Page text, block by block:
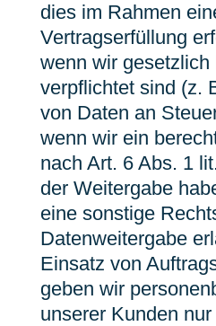
dies im Rahmen
Vertragserfüllung
wenn wir gesetzlich
verpflichtet sind (z.
von Daten an
wenn wir ein
nach Art. 6 Abs. 1
der Weitergabe
eine sonstige
Datenweitergabe
Einsatz von
geben wir
unserer Kunden